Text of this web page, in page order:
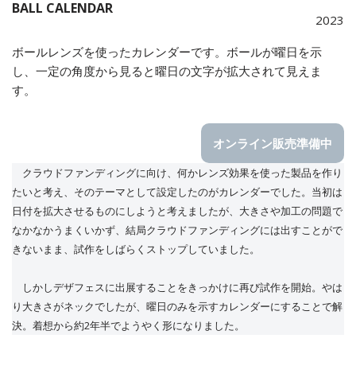
BALL CALENDAR
2023
ボールレンズを使ったカレンダーです。ボールが曜日を示
し、一定の角度から見ると曜日の文字が拡大されて見えま
す。
オンライン販売準備中
クラウドファンディングに向け、何かレンズ効果を使った製品を作り
たいと考え、そのテーマとして設定したのがカレンダーでした。当初は
日付を拡大させるものにしようと考えましたが、大きさや加工の問題で
なかなかうまくいかず、結局クラウドファンディングには出すことがで
きないまま、試作をしばらくストップしていました。
しかしデザフェスに出展することをきっかけに再び試作を開始。やは
り大きさがネックでしたが、曜日のみを示すカレンダーにすることで解
決。着想から約2年半でようやく形になりました。